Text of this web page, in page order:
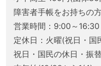
障害者手帳をお持ちの
営業時間：9:00～16:30
定休日：火曜(祝日・国
祝日・国民の休日・振